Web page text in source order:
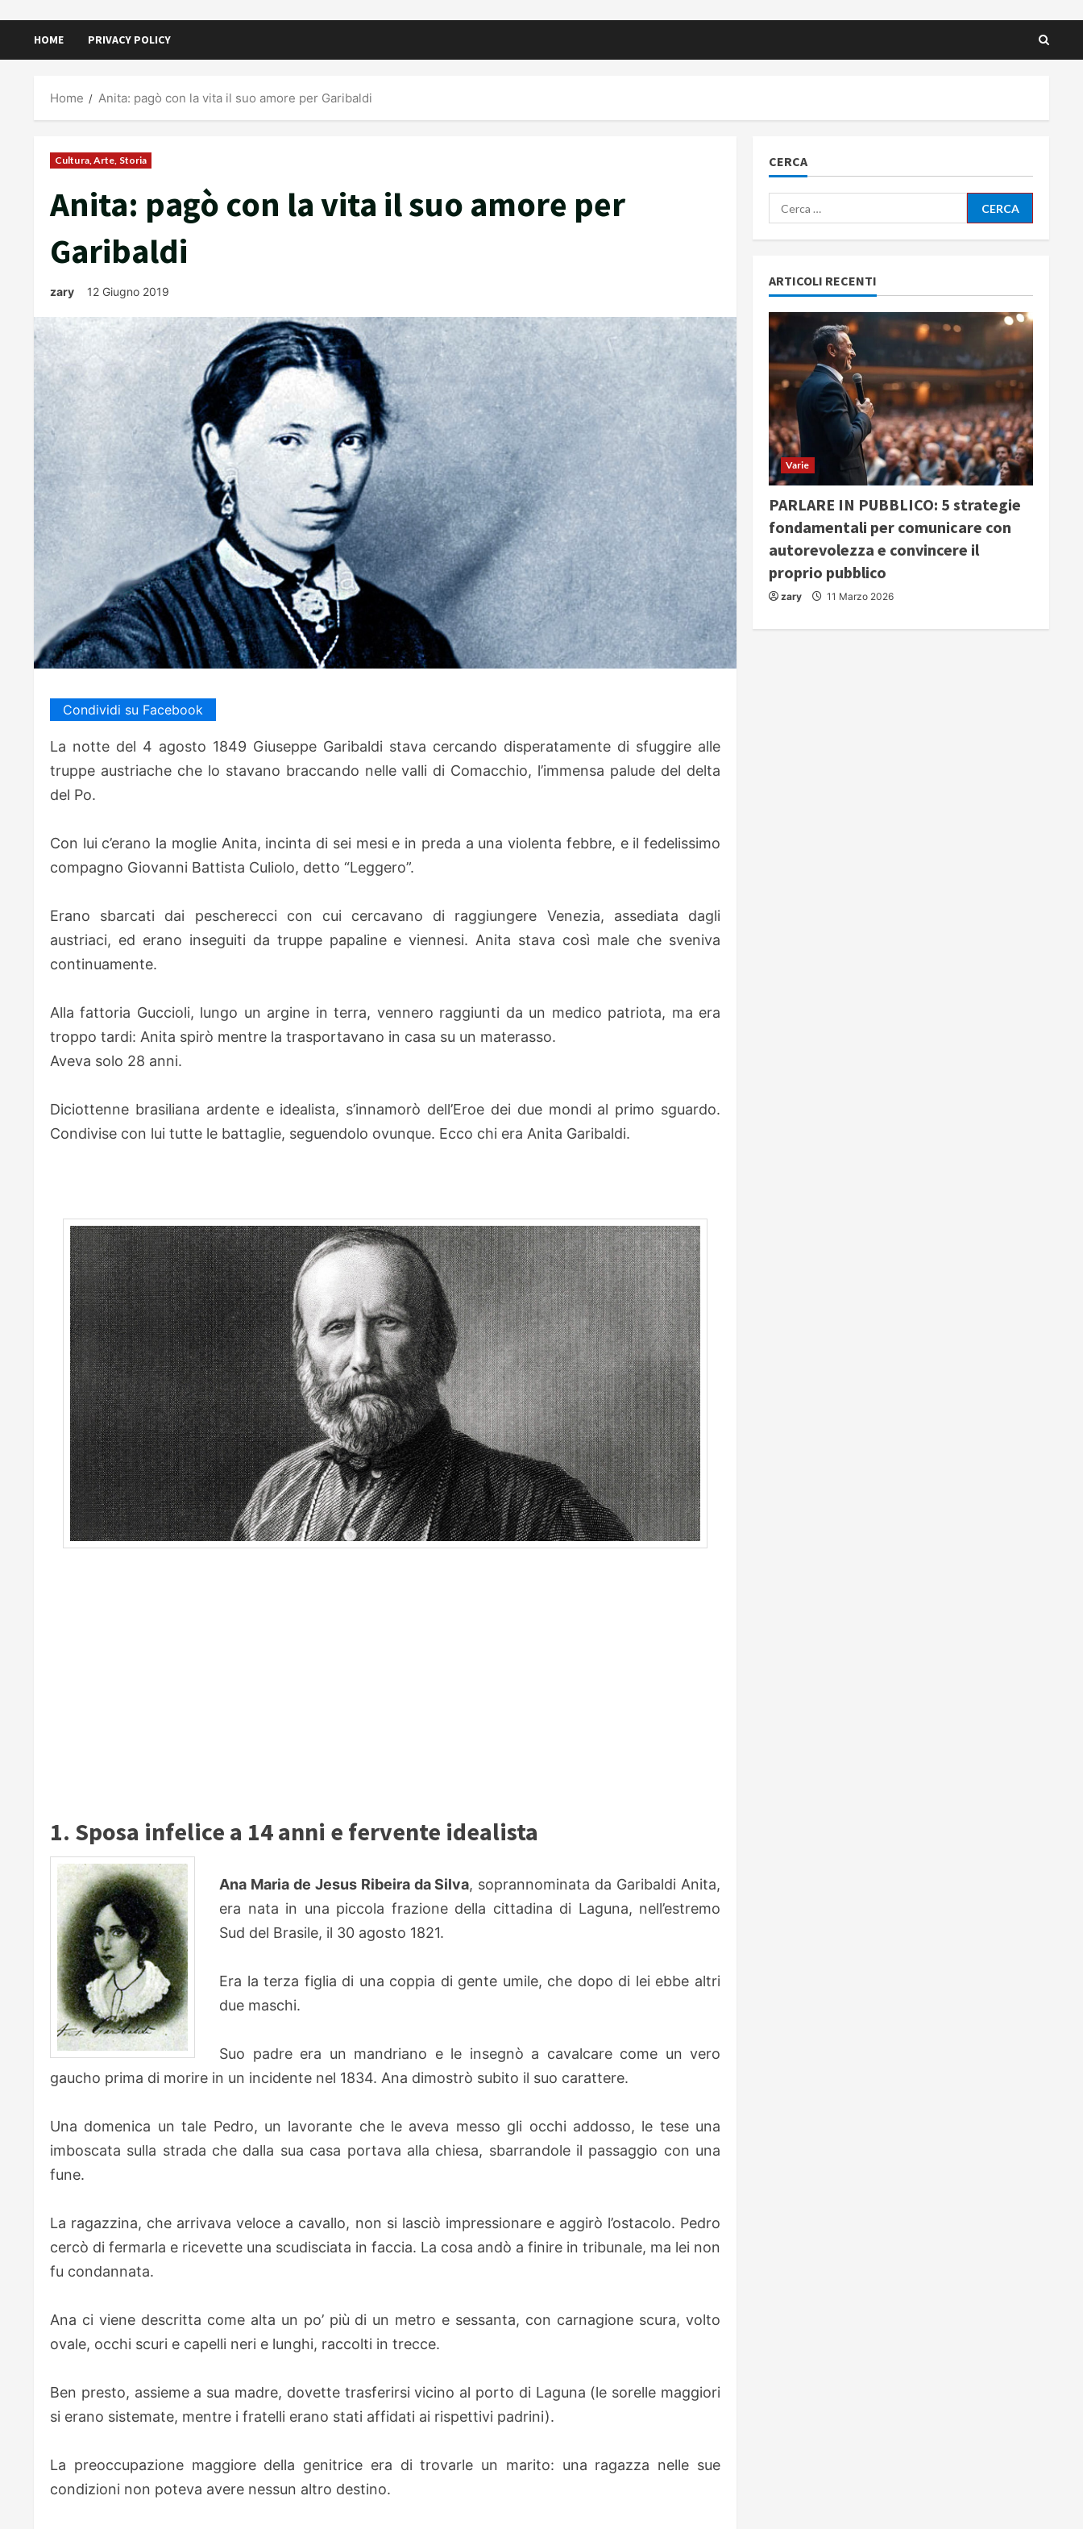
HOME PRIVACY POLICY
Home Anita: pagò con la vita il suo amore per Garibaldi
Cultura, Arte, Storia
Anita: pagò con la vita il suo amore per
Garibaldi
zary 12 Giugno 2019
Condividi su Facebook
La notte del 4 agosto 1849 Giuseppe Garibaldi stava cercando disperatamente di sfuggire alle
truppe austriache che lo stavano braccando nelle valli di Comacchio, l’immensa palude del delta
del Po.
Con lui c’erano la moglie Anita, incinta di sei mesi e in preda a una violenta febbre, e il fedelissimo
compagno Giovanni Battista Culiolo, detto “Leggero”.
Erano sbarcati dai pescherecci con cui cercavano di raggiungere Venezia, assediata dagli
austriaci, ed erano inseguiti da truppe papaline e viennesi. Anita stava così male che sveniva
continuamente.
Alla fattoria Guccioli, lungo un argine in terra, vennero raggiunti da un medico patriota, ma era
troppo tardi: Anita spirò mentre la trasportavano in casa su un materasso.
Aveva solo 28 anni.
Diciottenne brasiliana ardente e idealista, s’innamorò dell’Eroe dei due mondi al primo sguardo.
Condivise con lui tutte le battaglie, seguendolo ovunque. Ecco chi era Anita Garibaldi.
1. Sposa infelice a 14 anni e fervente idealista
Ana Maria de Jesus Ribeira da Silva, soprannominata da Garibaldi Anita,
era nata in una piccola frazione della cittadina di Laguna, nell’estremo
Sud del Brasile, il 30 agosto 1821.
Era la terza figlia di una coppia di gente umile, che dopo di lei ebbe altri
due maschi.
Suo padre era un mandriano e le insegnò a cavalcare come un vero
gaucho prima di morire in un incidente nel 1834. Ana dimostrò subito il suo carattere.
Una domenica un tale Pedro, un lavorante che le aveva messo gli occhi addosso, le tese una
imboscata sulla strada che dalla sua casa portava alla chiesa, sbarrandole il passaggio con una
fune.
La ragazzina, che arrivava veloce a cavallo, non si lasciò impressionare e aggirò l’ostacolo. Pedro
cercò di fermarla e ricevette una scudisciata in faccia. La cosa andò a finire in tribunale, ma lei non
fu condannata.
Ana ci viene descritta come alta un po’ più di un metro e sessanta, con carnagione scura, volto
ovale, occhi scuri e capelli neri e lunghi, raccolti in trecce.
Ben presto, assieme a sua madre, dovette trasferirsi vicino al porto di Laguna (le sorelle maggiori
si erano sistemate, mentre i fratelli erano stati affidati ai rispettivi padrini).
La preoccupazione maggiore della genitrice era di trovarle un marito: una ragazza nelle sue
condizioni non poteva avere nessun altro destino.
CERCA
Ricerca
per:
ARTICOLI RECENTI
Varie
PARLARE IN PUBBLICO: 5 strategie
fondamentali per comunicare con
autorevolezza e convincere il
proprio pubblico
zary 11 Marzo 2026